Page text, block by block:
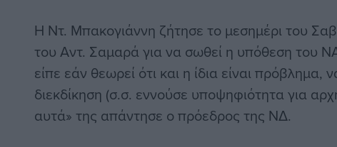
Η Ντ. Μπακογιάννη ζήτησε το μεσημέρι του
του Αντ. Σαμαρά για να σωθεί η υπόθεση του
είπε εάν θεωρεί ότι και η ίδια είναι πρόβλημα,
διεκδίκηση (σ.σ. εννούσε υποψηφιότητα για
αυτά» της απάντησε ο πρόεδρος της ΝΔ.